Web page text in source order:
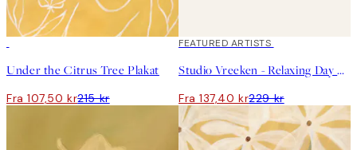
Under the Citrus Tree Plakat
Fra 107,50 kr215 kr
40%*
FEATURED ARTISTS
Studio Vreeken - Relaxing Day No1 Plakat
Fra 137,40 kr229 kr